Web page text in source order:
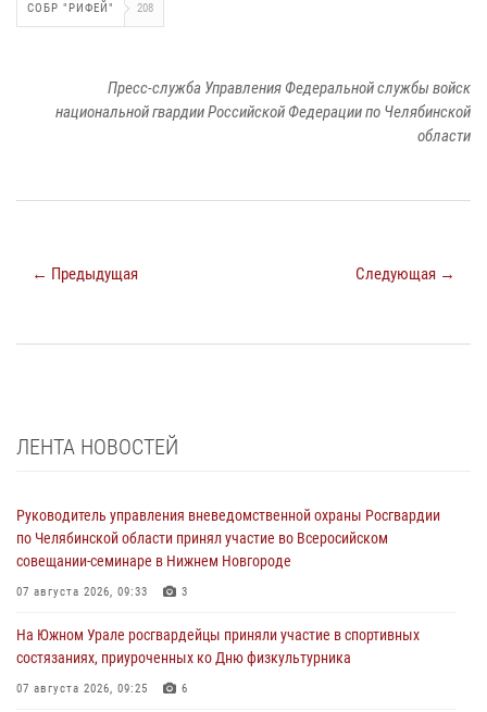
СОБР "РИФЕЙ" 208
Пресс-служба Управления Федеральной службы войск
национальной гвардии Российской Федерации по Челябинской
области
← Предыдущая Следующая →
ЛЕНТА НОВОСТЕЙ
Руководитель управления вневедомственной охраны Росгвардии
по Челябинской области принял участие во Всеросийском
совещании-семинаре в Нижнем Новгороде
07 августа 2026, 09:33 3
На Южном Урале росгвардейцы приняли участие в спортивных
состязаниях, приуроченных ко Дню физкультурника
07 августа 2026, 09:25 6